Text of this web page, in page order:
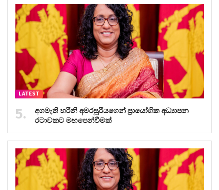
LATEST
අගමැති හරිනි අමරසූරියගෙන් ප්‍රායෝගික අධ්‍යාපන
රටාවකට මඟපෙන්වීමක්